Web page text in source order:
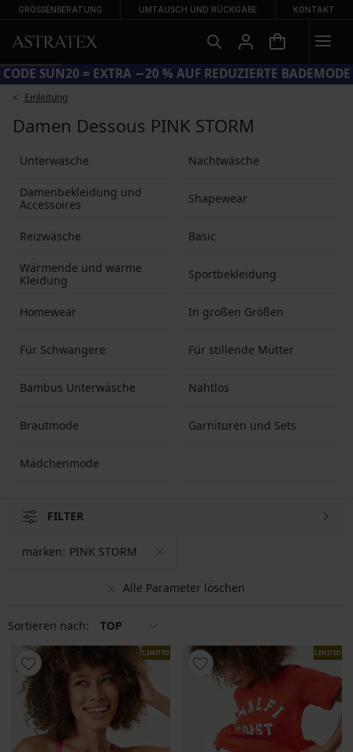
GRÖSSENBERATUNG UMTAUSCH UND RÜCKGABE KONTAKT
CODE SUN20 = EXTRA −20 % AUF REDUZIERTE BADEMODE
Einleitung
Damen Dessous PINK STORM
Unterwäsche Nachtwäsche
Damenbekleidung und
Accessoires
Shapewear
Reizwäsche Basic
Wärmende und warme
Kleidung
Sportbekleidung
Homewear In großen Größen
Für Schwangere Für stillende Mütter
Bambus Unterwäsche Nahtlos
Brautmode Garnituren und Sets
Mädchenmode
FILTER
Alle Parameter löschen
marken: PINK STORM
Sortieren nach: TOP
LIMITED LIMITED